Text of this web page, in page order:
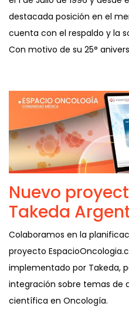
destacada posición en el
cuenta con el respaldo y la
Con motivo de su 25°
Nuevo
Takeda
Colaboramos en la
proyecto
implementado por Takeda,
integración sobre temas de
científica en Oncología.